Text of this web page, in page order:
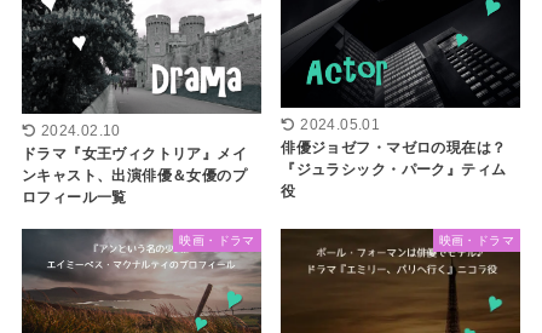
2024.02.10
ドラマ『女王ヴィクトリア』メイ
ンキャスト、出演俳優＆女優のプ
ロフィール一覧
2024.05.01
俳優ジョゼフ・マゼロの現在は？
『ジュラシック・パーク』ティム
役
映画・ドラマ 映画・ドラマ